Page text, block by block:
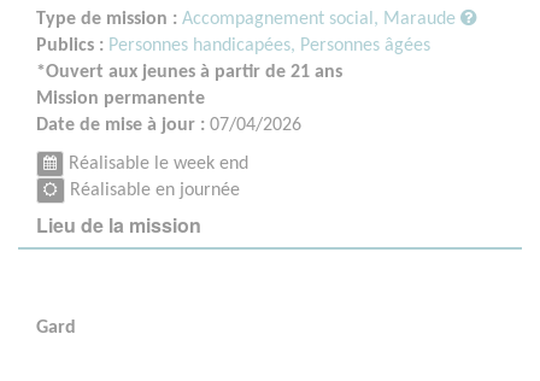
Type de mission : Accompagnement social, Maraude
Publics : Personnes handicapées, Personnes âgées
*Ouvert aux jeunes à partir de 21 ans
Mission permanente
Date de mise à jour : 07/04/2026
Réalisable le week end
Réalisable en journée
Lieu de la mission
Gard